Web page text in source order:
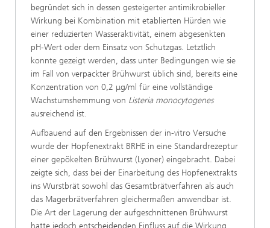
begründet sich in dessen gesteigerter antimikrobieller
Wirkung bei Kombination mit etablierten Hürden wie
einer reduzierten Wasseraktivität, einem abgesenkten
pH-Wert oder dem Einsatz von Schutzgas. Letztlich
konnte gezeigt werden, dass unter Bedingungen wie sie
im Fall von verpackter Brühwurst üblich sind, bereits eine
Konzentration von 0,2 μg/ml für eine vollständige
Wachstumshemmung von Listeria monocytogenes
ausreichend ist.
Aufbauend auf den Ergebnissen der in-vitro Versuche
wurde der Hopfenextrakt BRHE in eine Standardrezeptur
einer gepökelten Brühwurst (Lyoner) eingebracht. Dabei
zeigte sich, dass bei der Einarbeitung des Hopfenextrakts
ins Wurstbrät sowohl das Gesamtbrätverfahren als auch
das Magerbrätverfahren gleichermaßen anwendbar ist.
Die Art der Lagerung der aufgeschnittenen Brühwurst
hatte jedoch entscheidenden Einfluss auf die Wirkung